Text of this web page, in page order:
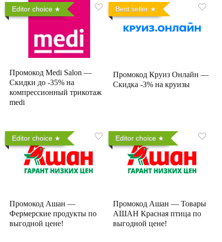
Editor choice
Промокод Medi Salon —
Скидки до -35% на
компрессионный трикотаж
medi
Best seller
Промокод Круиз Онлайн —
Скидка -3% на круизы
Editor choice
Промокод Ашан —
Фермерские продукты по
выгодной цене!
Editor choice
Промокод Ашан — Товары
АШАН Красная птица по
выгодной цене!